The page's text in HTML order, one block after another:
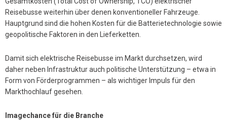
Reisebusse weiterhin über denen konventioneller Fahrzeuge.
Hauptgrund sind die hohen Kosten für die Batterietechnologie sowie
geopolitische Faktoren in den Lieferketten.
Damit sich elektrische Reisebusse im Markt durchsetzen, wird
daher neben Infrastruktur auch politische Unterstützung – etwa in
Form von Förderprogrammen – als wichtiger Impuls für den
Markthochlauf gesehen.
Imagechance für die Branche